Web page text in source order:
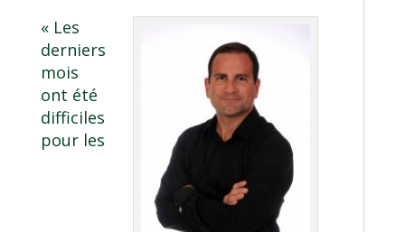
« Les
derniers
mois
ont été
difficiles
pour les